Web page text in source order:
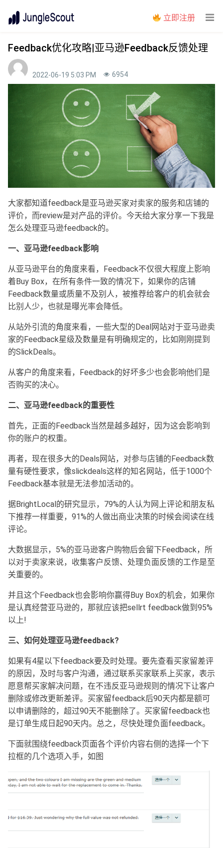
立即注册
Feedback优化攻略|亚马逊Feedback反馈处理
2022-06-19 5:03 PM 6954
大家都知道feedback是亚马逊买家对卖家的服务和店铺的
评价，而review是对产品的评价。今天给大家分享一下我是
怎么处理亚马逊feedback的。
一、亚马逊feedback影响
从亚马逊平台的角度来看，Feedback不仅很大程度上影响
着Buy Box，在所有条件一致的情况下，如果你的店铺
Feedback数量或质量不及别人，被推荐给客户的机会就会
比别人少，也就是曝光率会降低。
从站外引流的角度来看，一些大型的Deal网站对于亚马逊卖
家的Feedback星级及数量是有明确规定的，比如刚刚提到
的SlickDeals。
从客户的角度来看，Feedback的好坏多少也会影响他们是
否购买的决心。
二、亚马逊feedback的重要性
首先，正面的Feedback当然是越多越好，因为这会影响到
你的账户的权重。
再者，现在很多大的Deals网站，对参与店铺的Feedback数
量有硬性要求，像slickdeals这样的知名网站，低于1000个
Feedback基本就是无法参加活动的。
据BrightLocal的研究显示，79%的人认为网上评论和朋友私
下推荐一样重要，91%的人做出商业决策的时候会阅读在线
评论。
大数据显示，5%的亚马逊客户购物后会留下Feedback，所
以对于卖家来说，收集客户反馈、处理负面反馈的工作是至
关重要的。
并且这个Feedback也会影响你赢得Buy Box的机会，如果你
是认真经营亚马逊的，那就应该把sellrt feedback做到95%
以上!
三、如何处理亚马逊feedback?
如果有4星以下feedback要及时处理。要先查看买家留差评
的原因，及时与客户沟通，通过联系买家联系上买家，表示
愿意帮买家解决问题，在不违反亚马逊规则的情况下让客户
删除或修改更新差评。买家留feedback后90天内都是额可
以申请删除的，超过90天不能删除了。买家留feedback也
是订单生成日起90天内。总之，尽快处理负面feedback。
下面就围绕feedback页面各个评价内容右侧的选择一个下
拉框的几个选项入手，如图